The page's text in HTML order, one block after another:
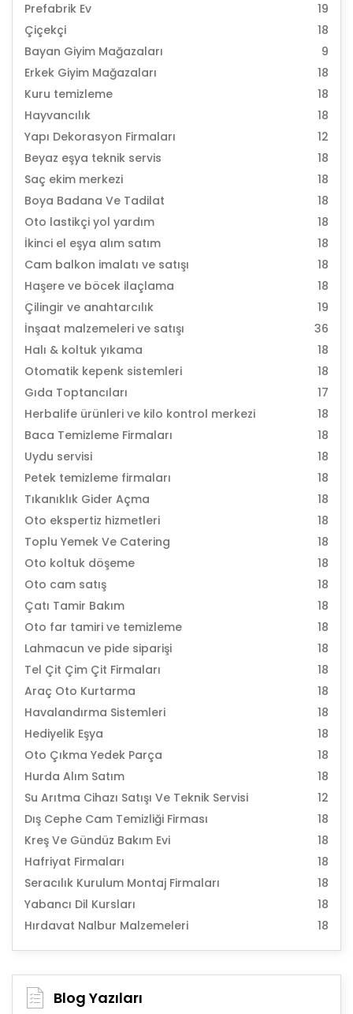
Prefabrik Ev
19
Çiçekçi
18
Bayan Giyim Mağazaları
9
Erkek Giyim Mağazaları
18
Kuru temizleme
18
Hayvancılık
18
Yapı Dekorasyon Firmaları
12
Beyaz eşya teknik servis
18
Saç ekim merkezi
18
Boya Badana Ve Tadilat
18
Oto lastikçi yol yardım
18
İkinci el eşya alım satım
18
Cam balkon imalatı ve satışı
18
Haşere ve böcek ilaçlama
18
Çilingir ve anahtarcılık
19
İnşaat malzemeleri ve satışı
36
Halı & koltuk yıkama
18
Otomatik kepenk sistemleri
18
Gıda Toptancıları
17
Herbalife ürünleri ve kilo kontrol merkezi
18
Baca Temizleme Firmaları
18
Uydu servisi
18
Petek temizleme firmaları
18
Tıkanıklık Gider Açma
18
Oto ekspertiz hizmetleri
18
Toplu Yemek Ve Catering
18
Oto koltuk döşeme
18
Oto cam satış
18
Çatı Tamir Bakım
18
Oto far tamiri ve temizleme
18
Lahmacun ve pide siparişi
18
Tel Çit Çim Çit Firmaları
18
Araç Oto Kurtarma
18
Havalandırma Sistemleri
18
Hediyelik Eşya
18
Oto Çıkma Yedek Parça
18
Hurda Alım Satım
18
Su Arıtma Cihazı Satışı Ve Teknik Servisi
12
Dış Cephe Cam Temizliği Firması
18
Kreş Ve Gündüz Bakım Evi
18
Hafriyat Firmaları
18
Seracılık Kurulum Montaj Firmaları
18
Yabancı Dil Kursları
18
Hırdavat Nalbur Malzemeleri
18
Blog Yazıları